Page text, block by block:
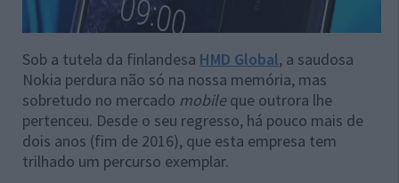
Sob a tutela da finlandesa HMD Global, a saudosa
Nokia perdura não só na nossa memória, mas
sobretudo no mercado mobileque outrora lhe
pertenceu. Desde o seu regresso, há pouco mais de
dois anos (fim de 2016), que esta empresa tem
trilhado um percurso exemplar.